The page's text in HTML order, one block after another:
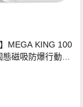
】MEGA KING 100
態磁吸防爆行動電